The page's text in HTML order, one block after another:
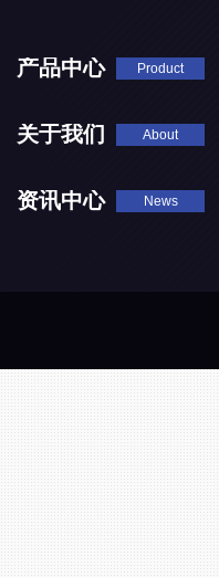
产品中心 Product
关于我们 About
资讯中心 News